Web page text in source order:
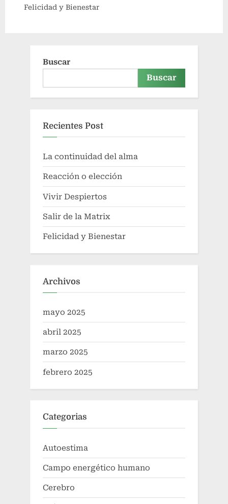
Felicidad y Bienestar
Buscar
Buscar
Recientes Post
La continuidad del alma
Reacción o elección
Vivir Despiertos
Salir de la Matrix
Felicidad y Bienestar
Archivos
mayo 2025
abril 2025
marzo 2025
febrero 2025
Categorias
Autoestima
Campo energético humano
Cerebro